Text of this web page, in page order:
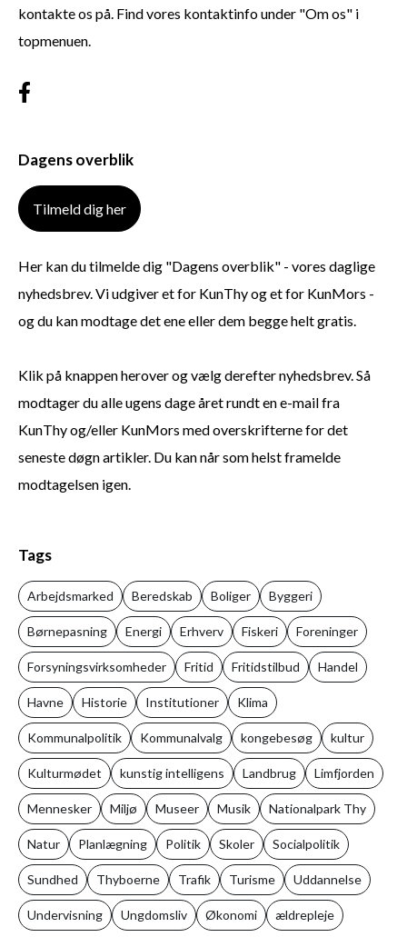
kontakte os på. Find vores kontaktinfo under "Om os" i
topmenuen.
Dagens overblik
Tilmeld dig her
Her kan du tilmelde dig "Dagens overblik" - vores daglige
nyhedsbrev. Vi udgiver et for KunThy og et for KunMors -
og du kan modtage det ene eller dem begge helt gratis.
Klik på knappen herover og vælg derefter nyhedsbrev. Så
modtager du alle ugens dage året rundt en e-mail fra
KunThy og/eller KunMors med overskrifterne for det
seneste døgn artikler. Du kan når som helst framelde
modtagelsen igen.
Tags
Arbejdsmarked Beredskab Boliger Byggeri
Børnepasning Energi Erhverv Fiskeri Foreninger
Forsyningsvirksomheder Fritid Fritidstilbud Handel
Havne Historie Institutioner Klima
Kommunalpolitik Kommunalvalg kongebesøg kultur
Kulturmødet kunstig intelligens Landbrug Limfjorden
Mennesker Miljø Museer Musik Nationalpark Thy
Natur Planlægning Politik Skoler Socialpolitik
Sundhed Thyboerne Trafik Turisme Uddannelse
Undervisning Ungdomsliv Økonomi ældrepleje